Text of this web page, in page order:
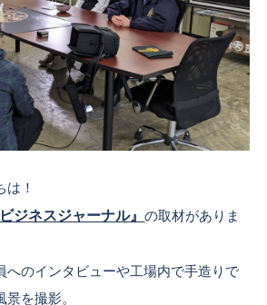
は！
ジネスジャーナル』の取材がありま
へのインタビューや工場内で手造りで
を撮影。